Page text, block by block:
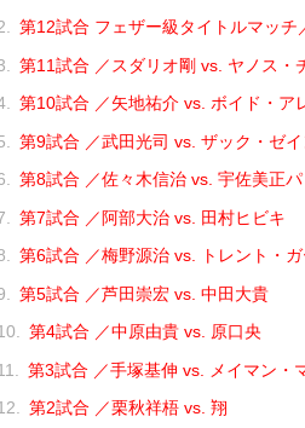
第12試合 フェザー級タイトルマッ
第11試合 ／スダリオ剛 vs. ヤノス・
第10試合 ／矢地祐介 vs. ボイド・ア
第9試合 ／武田光司 vs. ザック・ゼイ
第8試合 ／佐々木信治 vs. 宇佐美正パ
第7試合 ／阿部大治 vs. 田村ヒビキ
第6試合 ／梅野源治 vs. トレント・
第5試合 ／芦田崇宏 vs. 中田大貴
第4試合 ／中原由貴 vs. 原口央
第3試合 ／手塚基伸 vs. メイマン・
第2試合 ／栗秋祥梧 vs. 翔